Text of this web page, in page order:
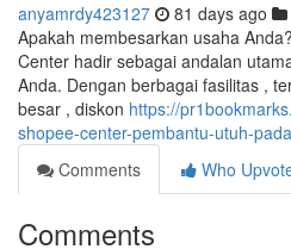
anyamrdy423127 81 days ago
Apakah membesarkan usaha
Center hadir sebagai andalan
Anda. Dengan berbagai fasilitas ,
besar , diskon https://
shopee-center-pembantu-utuh-
Comments
Who
Comments